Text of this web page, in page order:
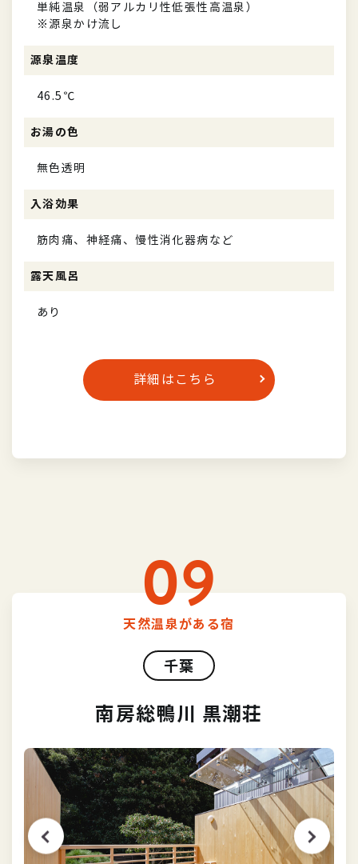
単純温泉（弱アルカリ性低張性高温泉）
※源泉かけ流し
源泉温度
46.5℃
お湯の色
無色透明
入浴効果
筋肉痛、神経痛、慢性消化器病など
露天風呂
あり
詳細はこちら
09
天然温泉がある宿
千葉
南房総鴨川 黒潮荘